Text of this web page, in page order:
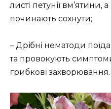
листі петунії вм’ятини,
починають сохнути;
– Дрібні нематоди
та провокують
грибкові захворювання.